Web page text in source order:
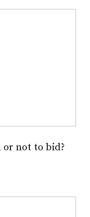
or not to bid?